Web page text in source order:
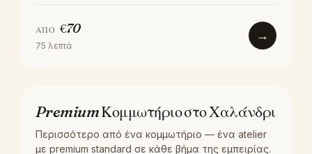
ΑΠΌ €70
75 λεπτά
→
LOCATION
Premium Κομμωτήριο στο Χαλάνδρι
Περισσότερο από ένα κομμωτήριο — ένα atelier
με premium standard σε κάθε βήμα της εμπειρίας.